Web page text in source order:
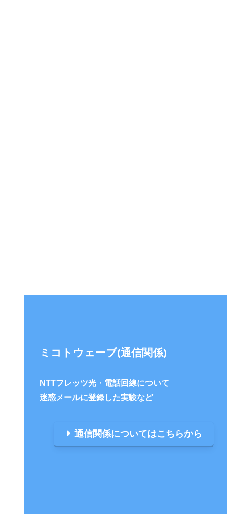
ミコトウェーブ(通信関係)
NTTフレッツ光 ・ 電話回線について
迷惑メールに登録した実験など
通信関係についてはこちらから